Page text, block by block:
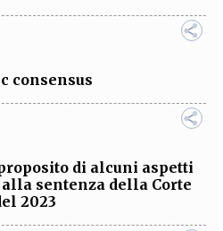
consensus
di alcuni aspetti
sentenza della Corte
2023